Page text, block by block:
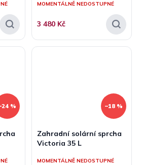
MOMENTÁLNĚ NEDOSTUPNÉ
3 480 Kč
% –18 %
Zahradní solární sprcha
Victoria 35 L
MOMENTÁLNĚ NEDOSTUPNÉ